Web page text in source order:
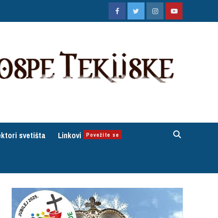
FacebookTwitterInstagramYoutube
svetišta Linkovi Povežite se